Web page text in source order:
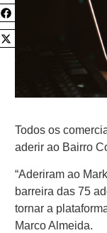
Todos os
aderir ao Bairro
“Aderiram ao
barreira das 75
tornar a
Marco Almeida.